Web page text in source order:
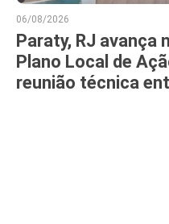
06/08/2026
Paraty, RJ avança
Plano Local de
reunião técnica